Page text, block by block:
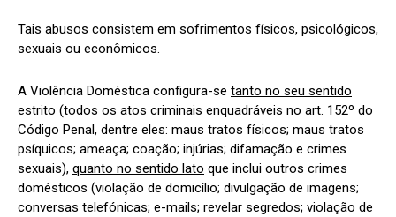
Tais abusos consistem em sofrimentos físicos, psicológicos,
sexuais ou econômicos.
A Violência Doméstica configura-se tanto no seu sentido
estrito (todos os atos criminais enquadráveis no art. 152º do
Código Penal, dentre eles: maus tratos físicos; maus tratos
psíquicos; ameaça; coação; injúrias; difamação e crimes
sexuais), quanto no sentido lato que inclui outros crimes
domésticos (violação de domicílio; divulgação de imagens;
conversas telefónicas; e-mails; revelar segredos; violação de